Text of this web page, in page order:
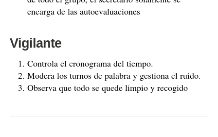
encarga de las autoevaluaciones
Vigilante
Controla el cronograma del tiempo.
Modera los turnos de palabra y gestiona el ruido.
Observa que todo se quede limpio y recogido